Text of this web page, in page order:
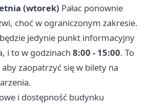
(wtorek) Pałac ponownie
choć w ograniczonym zakresie.
jedynie punkt informacyjny
i to w godzinach 8:00 - 15:00. To
aby zaopatrzyć się w bilety na
i dostępność budynku